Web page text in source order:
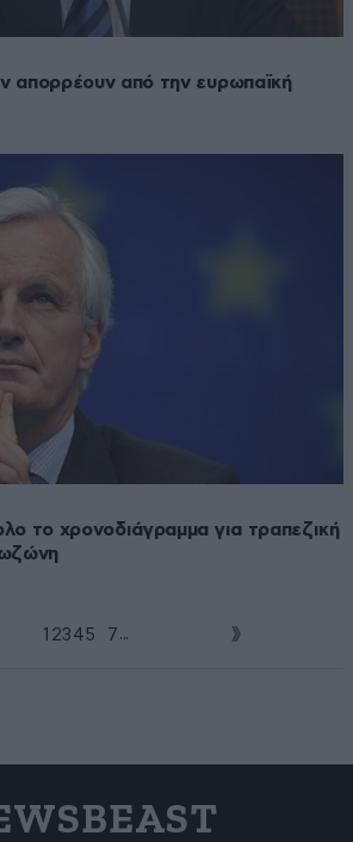
απορρέουν από την ευρωπαϊκή
το χρονοδιάγραμμα για τραπεζική
1 23 4 5 7 ...